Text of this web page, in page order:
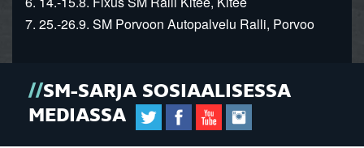
7. 25.-26.9. SM Porvoon Autopalvelu Ralli, Porvoo
SM-SARJA SOSIAALISESSA
MEDIASSA